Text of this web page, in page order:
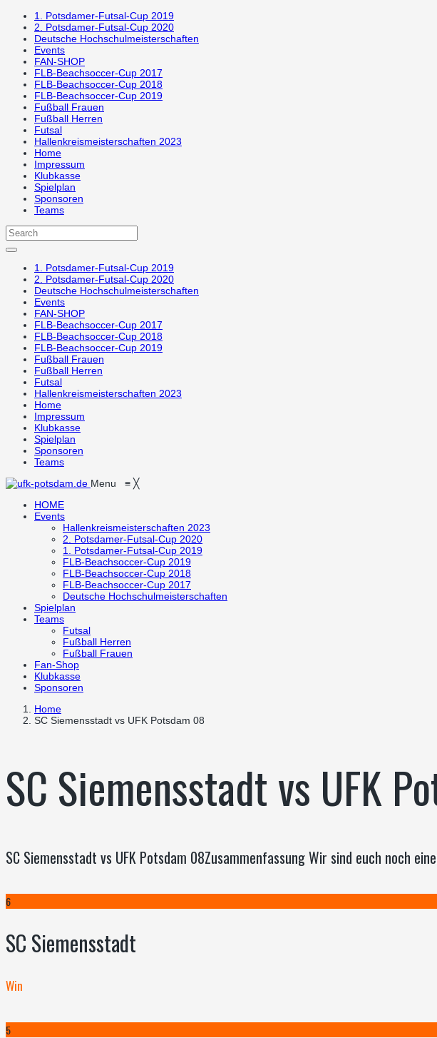
1. Potsdamer-Futsal-Cup 2019
2. Potsdamer-Futsal-Cup 2020
Deutsche Hochschulmeisterschaften
Events
FAN-SHOP
FLB-Beachsoccer-Cup 2017
FLB-Beachsoccer-Cup 2018
FLB-Beachsoccer-Cup 2019
Fußball Frauen
Fußball Herren
Futsal
Hallenkreismeisterschaften 2023
Home
Impressum
Klubkasse
Spielplan
Sponsoren
Teams
1. Potsdamer-Futsal-Cup 2019
2. Potsdamer-Futsal-Cup 2020
Deutsche Hochschulmeisterschaften
Events
FAN-SHOP
FLB-Beachsoccer-Cup 2017
FLB-Beachsoccer-Cup 2018
FLB-Beachsoccer-Cup 2019
Fußball Frauen
Fußball Herren
Futsal
Hallenkreismeisterschaften 2023
Home
Impressum
Klubkasse
Spielplan
Sponsoren
Teams
Menu ≡ ╳
HOME
Events
Hallenkreismeisterschaften 2023
2. Potsdamer-Futsal-Cup 2020
1. Potsdamer-Futsal-Cup 2019
FLB-Beachsoccer-Cup 2019
FLB-Beachsoccer-Cup 2018
FLB-Beachsoccer-Cup 2017
Deutsche Hochschulmeisterschaften
Spielplan
Teams
Futsal
Fußball Herren
Fußball Frauen
Fan-Shop
Klubkasse
Sponsoren
Home
SC Siemensstadt vs UFK Potsdam 08
SC Siemensstadt vs UFK
SC Siemensstadt vs UFK Potsdam 08Zusammenfassung Wir sind euch noch
6
SC Siemensstadt
Win
5